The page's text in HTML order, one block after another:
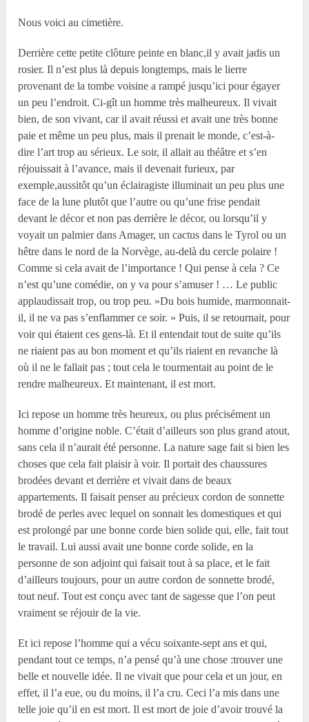
Nous voici au cimetière.
Derrière cette petite clôture peinte en blanc,il y avait jadis un
rosier. Il n’est plus là depuis longtemps, mais le lierre
provenant de la tombe voisine a rampé jusqu’ici pour égayer
un peu l’endroit. Ci-gît un homme très malheureux. Il vivait
bien, de son vivant, car il avait réussi et avait une très bonne
paie et même un peu plus, mais il prenait le monde, c’est-à-
dire l’art trop au sérieux. Le soir, il allait au théâtre et s’en
réjouissait à l’avance, mais il devenait furieux, par
exemple,aussitôt qu’un éclairagiste illuminait un peu plus une
face de la lune plutôt que l’autre ou qu’une frise pendait
devant le décor et non pas derrière le décor, ou lorsqu’il y
voyait un palmier dans Amager, un cactus dans le Tyrol ou un
hêtre dans le nord de la Norvège, au-delà du cercle polaire !
Comme si cela avait de l’importance ! Qui pense à cela ? Ce
n’est qu’une comédie, on y va pour s’amuser ! … Le public
applaudissait trop, ou trop peu. »Du bois humide, marmonnait-
il, il ne va pas s’enflammer ce soir. » Puis, il se retournait, pour
voir qui étaient ces gens-là. Et il entendait tout de suite qu’ils
ne riaient pas au bon moment et qu’ils riaient en revanche là
où il ne le fallait pas ; tout cela le tourmentait au point de le
rendre malheureux. Et maintenant, il est mort.
Ici repose un homme très heureux, ou plus précisément un
homme d’origine noble. C’était d’ailleurs son plus grand atout,
sans cela il n’aurait été personne. La nature sage fait si bien les
choses que cela fait plaisir à voir. Il portait des chaussures
brodées devant et derrière et vivait dans de beaux
appartements. Il faisait penser au précieux cordon de sonnette
brodé de perles avec lequel on sonnait les domestiques et qui
est prolongé par une bonne corde bien solide qui, elle, fait tout
le travail. Lui aussi avait une bonne corde solide, en la
personne de son adjoint qui faisait tout à sa place, et le fait
d’ailleurs toujours, pour un autre cordon de sonnette brodé,
tout neuf. Tout est conçu avec tant de sagesse que l’on peut
vraiment se réjouir de la vie.
Et ici repose l’homme qui a vécu soixante-sept ans et qui,
pendant tout ce temps, n’a pensé qu’à une chose :trouver une
belle et nouvelle idée. Il ne vivait que pour cela et un jour, en
effet, il l’a eue, ou du moins, il l’a cru. Ceci l’a mis dans une
telle joie qu’il en est mort. Il est mort de joie d’avoir trouvé la